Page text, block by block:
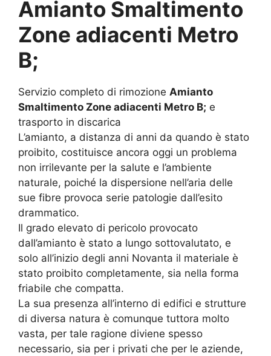
Amianto Smaltimento
Zone adiacenti Metro
B;
Servizio completo di rimozione Amianto
Smaltimento Zone adiacenti Metro B; e
trasporto in discarica
L’amianto, a distanza di anni da quando è stato
proibito, costituisce ancora oggi un problema
non irrilevante per la salute e l’ambiente
naturale, poiché la dispersione nell’aria delle
sue fibre provoca serie patologie dall’esito
drammatico.
Il grado elevato di pericolo provocato
dall’amianto è stato a lungo sottovalutato, e
solo all’inizio degli anni Novanta il materiale è
stato proibito completamente, sia nella forma
friabile che compatta.
La sua presenza all’interno di edifici e strutture
di diversa natura è comunque tuttora molto
vasta, per tale ragione diviene spesso
necessario, sia per i privati che per le aziende,